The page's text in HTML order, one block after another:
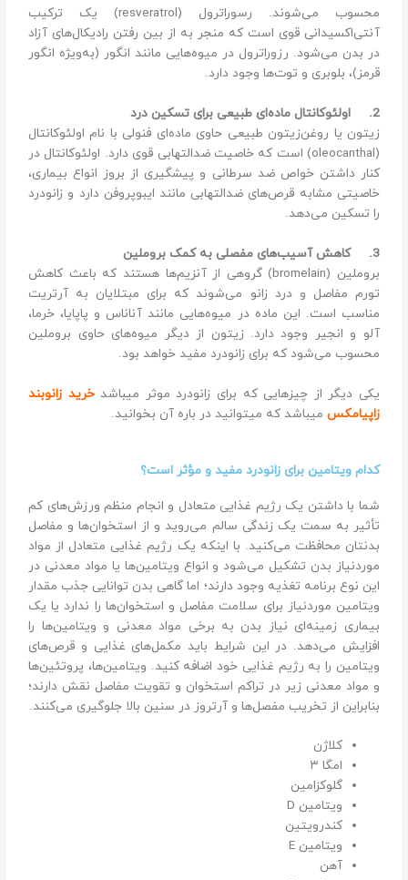
محسوب می‌شوند. رسوراترول (resveratrol) یک ترکیب
آنتی‌اکسیدانی قوی است که منجر به از بین رفتن رادیکال‌های آزاد
در بدن می‌شود. رزوراترول در میوه‌هایی مانند انگور (به‌ویژه انگور
قرمز)، بلوبری و توت‌ها وجود دارد.
اولئوکانتال ماده‌ای طبیعی برای تسکین درد
زیتون یا روغن‌زیتون طبیعی حاوی ماده‌ای فنولی با نام اولئوکانتال
(oleocanthal) است که خاصیت ضدالتهابی قوی دارد. اولئوکانتال در
کنار داشتن خواص ضد سرطانی و پیشگیری از بروز انواع بیماری،
خاصیتی مشابه قرص‌های ضدالتهابی مانند ایبوپروفن دارد و زانودرد
را تسکین می‌دهد.
کاهش آسیب‌های مفصلی به کمک بروملین
بروملین (bromelain) گروهی از آنزیم‌ها هستند که باعث کاهش
تورم مفاصل و درد زانو می‌شوند که برای مبتلایان به آرتریت
مناسب است. این ماده در میوه‌هایی مانند آناناس و پاپایا، خرما،
آلو و انجیر وجود دارد. زیتون از دیگر میوه‌های حاوی بروملین
محسوب می‌شود که برای زانودرد مفید خواهد بود.
یکی دیگر از چیزهایی که برای زانودرد موثر میباشدخرید زانوبند
زاپیامکسمیباشد که میتوانید در باره آن بخوانید.
کدام ویتامین برای زانودرد مفید و مؤثر است؟
شما با داشتن یک رژیم غذایی متعادل و انجام منظم ورزش‌های کم
تأثیر به سمت یک زندگی سالم می‌روید و از استخوان‌ها و مفاصل
بدنتان محافظت می‌کنید. با اینکه یک رژیم غذایی متعادل از مواد
موردنیاز بدن تشکیل می‌شود و انواع ویتامین‌ها یا مواد معدنی در
این نوع برنامه تغذیه وجود دارند؛ اما گاهی بدن توانایی جذب مقدار
ویتامین موردنیاز برای سلامت مفاصل و استخوان‌ها را ندارد یا یک
بیماری زمینه‌ای نیاز بدن به برخی مواد معدنی و ویتامین‌ها را
افزایش می‌دهد. در این شرایط باید مکمل‌های غذایی و قرص‌های
ویتامین را به رژیم غذایی خود اضافه کنید. ویتامین‌ها، پروتئین‌ها
و مواد معدنی زیر در تراکم استخوان و تقویت مفاصل نقش دارند؛
بنابراین از تخریب مفصل‌ها و آرتروز در سنین بالا جلوگیری می‌کنند.
کلاژن
امگا ۳
گلوکزامین
ویتامین D
کندرویتین
ویتامین E
آهن